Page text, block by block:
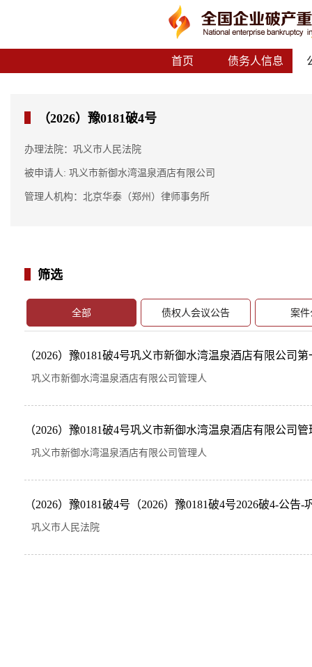
首页 债务人信息
（2026）豫0181破4号
办理法院：巩义市人民法院
被申请人: 巩义市新御水湾温泉酒店有限公司
管理人机构：北京华泰（郑州）律师事务所
筛选
全部 债权人会议公告 案件
（2026）豫0181破4号巩义市新御水湾温泉酒店有限公司
巩义市新御水湾温泉酒店有限公司管理人
（2026）豫0181破4号巩义市新御水湾温泉酒店有限公司
巩义市新御水湾温泉酒店有限公司管理人
（2026）豫0181破4号（2026）豫0181破4号2026破4-公告-
巩义市人民法院